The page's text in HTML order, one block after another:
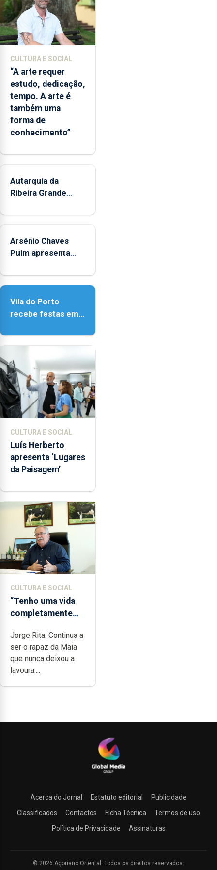
dos
Açores
com
responsabilidades
partilhadas
entre
o
Governo
Regional
e
os
municípios.
CULTURA E SOCIAL
“A arte requer
estudo, dedicação,
tempo. A arte é
também uma
forma de
conhecimento”
Autarquia da
Ribeira Grande
"Museus no Verão"
Arsénio Chaves
Puim apresenta
de Vila do Porto
Vila do Porto
recebe festas em
Senhora da
CULTURA E SOCIAL
Luís Herberto
apresenta ‘Lugares
da Paisagem’
CULTURA E SOCIAL
“Tenho uma vida
completamente
dedicação, gosto e
muita paixão”
Jorge Rita. Continua a
ser o rapaz da Maia
que nunca deixou a
lavoura....
Acerca do Jornal Estatuto editorial
Publicidade
Classificados
Contactos Ficha Técnica
Termos de uso
Política de Privacidade
Assinaturas
© 2026 Açoriano Oriental. Todos os direitos reservados.